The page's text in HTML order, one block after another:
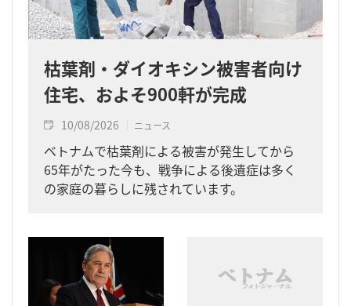
枯葉剤・ダイオキシン被害者向け
住宅、およそ900軒が完成
10/08/2026 ニュース
ベトナムで枯葉剤による被害が発生してから
65年がたった今も、戦争による後遺症は多く
の家庭の暮らしに残されています。